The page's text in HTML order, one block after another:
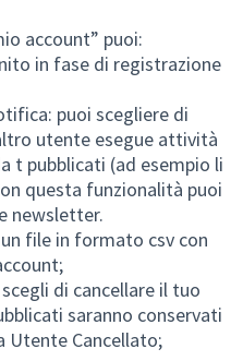
account” puoi:
in fase di registrazione
puoi scegliere di
utente esegue attività
t pubblicati (ad esempio li
questa funzionalità puoi
newsletter.
file in formato csv con
di cancellare il tuo
saranno conservati
Cancellato;